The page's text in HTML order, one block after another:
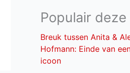
Populair
Breuk tussen Anita &
Hofmann: Einde van
icoon